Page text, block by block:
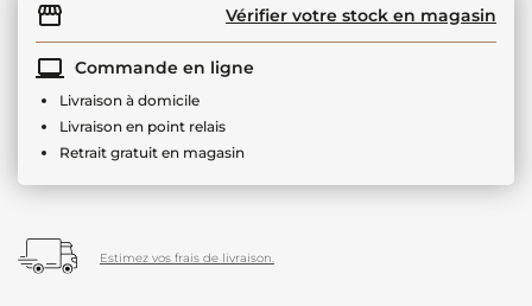
Vérifier votre stock en magasin
Commande en ligne
Livraison à domicile
Livraison en point relais
Retrait gratuit en magasin
Estimez vos frais de livraison.